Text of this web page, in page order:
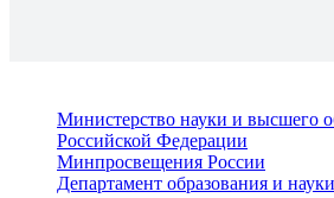
Министерство науки и высшего
Российской Федерации
Минпросвещения России
Департамент образования и